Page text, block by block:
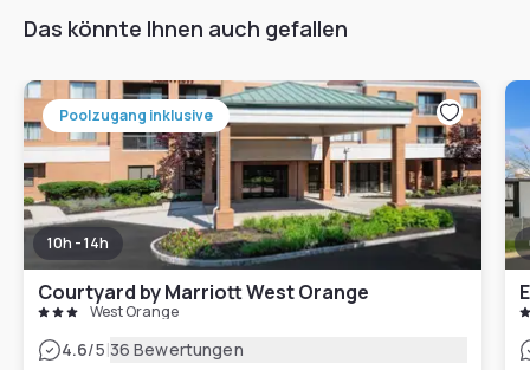
Das könnte Ihnen auch gefallen
Poolzugang inklusive
10h - 14h
Courtyard by Marriott West Orange
West Orange
4.6/5|36 Bewertungen